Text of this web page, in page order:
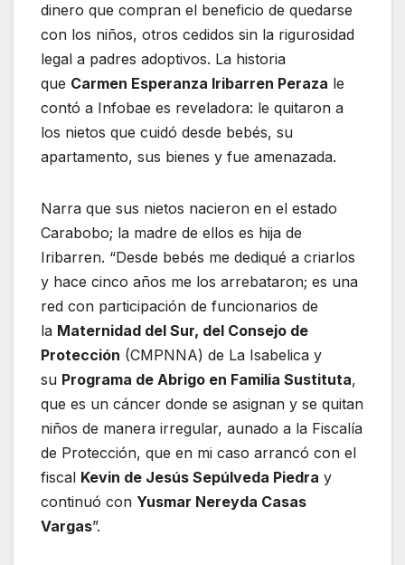
dinero que compran el beneficio de quedarse
con los niños, otros cedidos sin la rigurosidad
legal a padres adoptivos. La historia
que Carmen Esperanza Iribarren Peraza le
contó a Infobae es reveladora: le quitaron a
los nietos que cuidó desde bebés, su
apartamento, sus bienes y fue amenazada.
Narra que sus nietos nacieron en el estado
Carabobo; la madre de ellos es hija de
Iribarren. “Desde bebés me dediqué a criarlos
y hace cinco años me los arrebataron; es una
red con participación de funcionarios de
la Maternidad del Sur, del Consejo de
Protección (CMPNNA) de La Isabelica y
su Programa de Abrigo en Familia Sustituta,
que es un cáncer donde se asignan y se quitan
niños de manera irregular, aunado a la Fiscalía
de Protección, que en mi caso arrancó con el
fiscal Kevin de Jesús Sepúlveda Piedra y
continuó con Yusmar Nereyda Casas
Vargas”.